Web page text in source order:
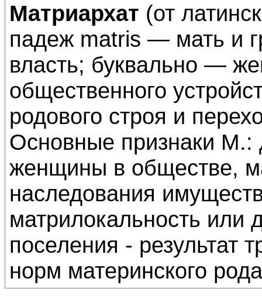
Матриархат (от
падеж matris — мать и
власть; буквально —
общественного
родового строя и
Основные признаки
женщины в обществе,
наследования
матрилокальность или
поселения - результат
норм материнского